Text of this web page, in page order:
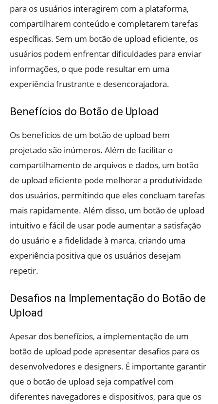
para os usuários interagirem com a plataforma,
compartilharem conteúdo e completarem tarefas
específicas. Sem um botão de upload eficiente, os
usuários podem enfrentar dificuldades para enviar
informações, o que pode resultar em uma
experiência frustrante e desencorajadora.
Benefícios do Botão de Upload
Os benefícios de um botão de upload bem
projetado são inúmeros. Além de facilitar o
compartilhamento de arquivos e dados, um botão
de upload eficiente pode melhorar a produtividade
dos usuários, permitindo que eles concluam tarefas
mais rapidamente. Além disso, um botão de upload
intuitivo e fácil de usar pode aumentar a satisfação
do usuário e a fidelidade à marca, criando uma
experiência positiva que os usuários desejam
repetir.
Desafios na Implementação do Botão de
Upload
Apesar dos benefícios, a implementação de um
botão de upload pode apresentar desafios para os
desenvolvedores e designers. É importante garantir
que o botão de upload seja compatível com
diferentes navegadores e dispositivos, para que os